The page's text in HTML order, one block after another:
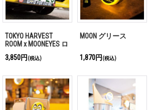
TOKYO HARVEST
ROOM x MOONEYES ロ
ート フレーム
3,850円 (税込)
MOON グリース
1,870円 (税込)